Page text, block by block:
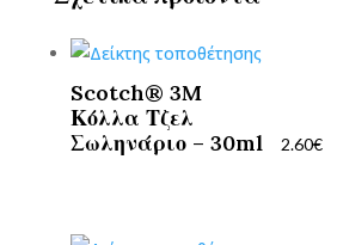
Scotch® 3M
Κόλλα Τζελ
Σωληνάριο – 30ml
2.60€